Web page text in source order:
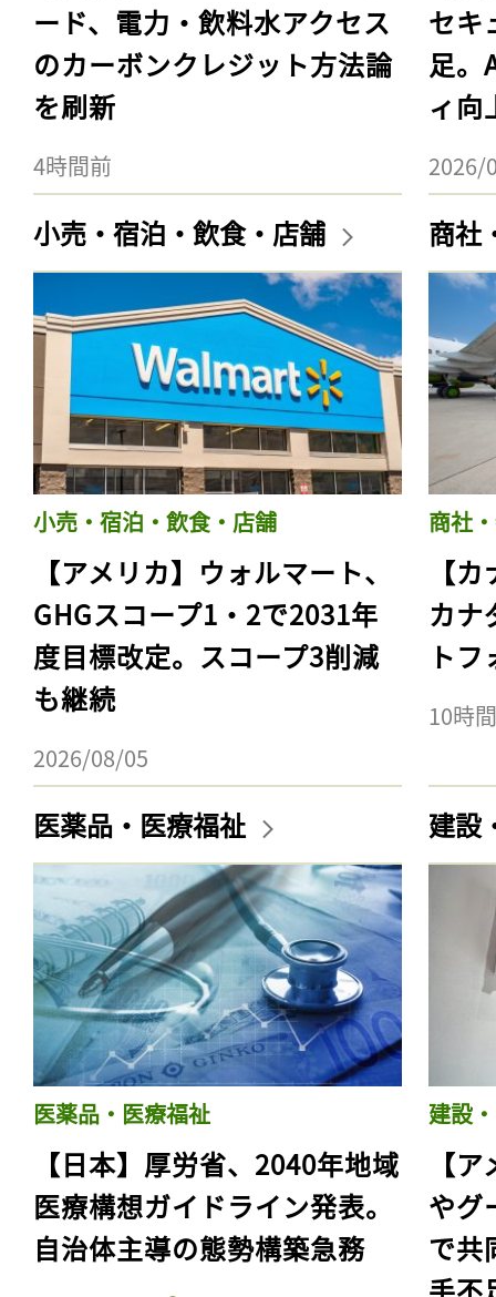
ード、電力・飲料水アクセス
のカーボンクレジット方法論
を刷新
4時間前
セキ
足。
ィ向
2026/
小売・宿泊・飲食・店舗
小売・宿泊・飲食・店舗
【アメリカ】ウォルマート、
GHGスコープ1・2で2031年
度目標改定。スコープ3削減
も継続
2026/08/05
商社
商社
【
カナ
ト
10時
医薬品・医療福祉
医薬品・医療福祉
【日本】厚労省、2040年地域
医療構想ガイドライン発表。
自治体主導の態勢構築急務
建設
建設
【
やグ
で共